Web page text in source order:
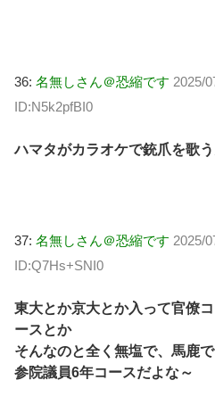
36: 名無しさん＠恐縮です 2025/
ID:N5k2pfBI0
ハマタがカラオケで銃爪を歌
37: 名無しさん＠恐縮です 2025/
ID:Q7Hs+SNI0
東大とか京大とか入って官僚
ースとか
そんなのと全く無塩で、馬鹿
参院議員6年コースだよな～